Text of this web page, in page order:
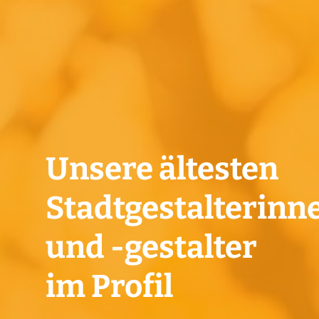
Unsere ältesten
und -gestalter
im Profil